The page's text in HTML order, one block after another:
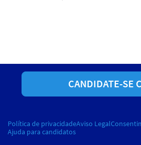
CANDIDATE-SE
Política de privacidadeAviso Legal
Ajuda para candidatos